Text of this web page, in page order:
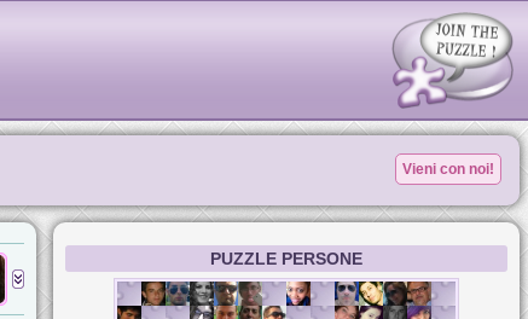
Vieni con noi!
PUZZLE PERSONE